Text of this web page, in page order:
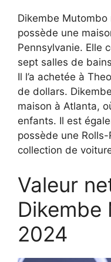
Dikembe Mutombo
possède une
Pennsylvanie. Elle
sept salles de
Il l’a achetée à
de dollars.
maison à Atlanta,
enfants. Il est
possède une
collection de
Valeur
Dikembe
2024